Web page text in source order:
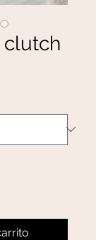
clutch